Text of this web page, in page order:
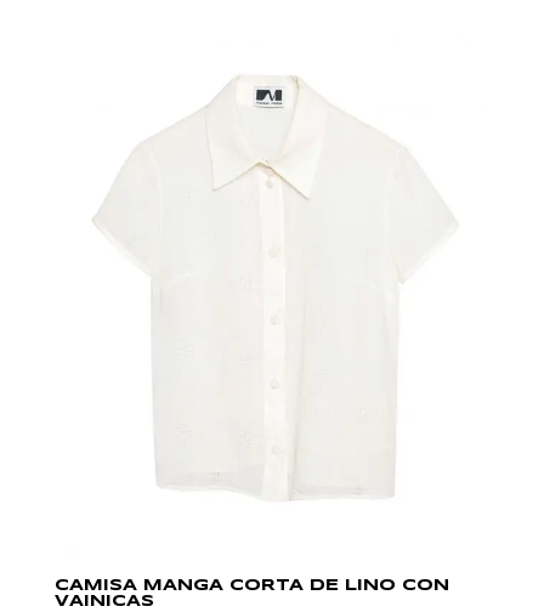
CAMISA MANGA CORTA DE LINO CON
VAINICAS